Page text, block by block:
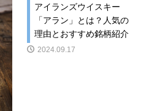
アイランズウイスキー
「アラン」とは？人気の
理由とおすすめ銘柄紹介
2024.09.17